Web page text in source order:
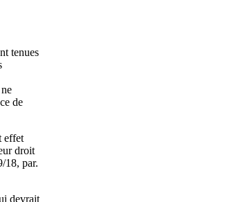
tenues
de
effet
droit
18, par.
devrait